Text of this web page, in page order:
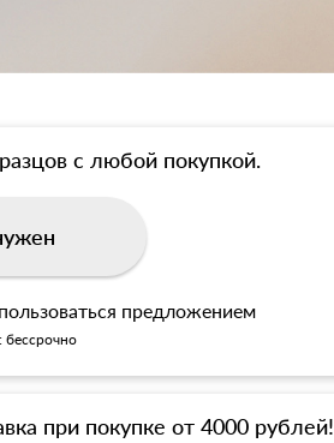
с любой покупкой.
предложением
бессрочно
при покупке от 4000 рублей!